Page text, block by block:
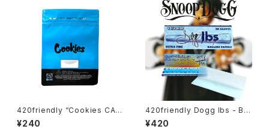
420friendly “Cookies CA
Mylar Bag – BLUE / 28g” ク
ッキー マイラーバッグ（ブルー）
¥240
420friendly Dogg lbs - Blu
e Paisley Rolling Papers /
1¼サイズ・50枚入
¥420